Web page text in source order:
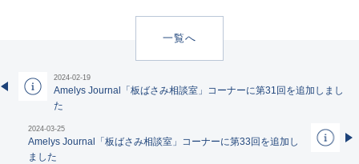
一覧へ
2024-02-19
Amelys Journal「板ばさみ相談室」コーナーに第31回を追加しまし
た
2024-03-25
Amelys Journal「板ばさみ相談室」コーナーに第33回を追加し
ました